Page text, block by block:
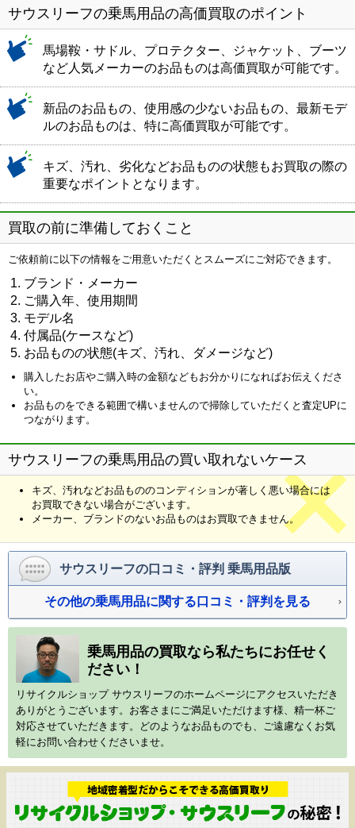
サウスリーフの乗馬用品の高価買取のポイント
馬場鞍・サドル、プロテクター、ジャケット、ブーツ
など人気メーカーのお品ものは高価買取が可能です。
新品のお品もの、使用感の少ないお品もの、最新モデ
ルのお品ものは、特に高価買取が可能です。
キズ、汚れ、劣化などお品ものの状態もお買取の際の
重要なポイントとなります。
買取の前に準備しておくこと
ご依頼前に以下の情報をご用意いただくとスムーズにご対応できます。
ブランド・メーカー
ご購入年、使用期間
モデル名
付属品(ケースなど)
お品ものの状態(キズ、汚れ、ダメージなど)
購入したお店やご購入時の金額などもお分かりになればお伝えくださ
い。
お品ものをできる範囲で構いませんので掃除していただくと査定UPに
つながります。
サウスリーフの乗馬用品の買い取れないケース
キズ、汚れなどお品もののコンディションが著しく悪い場合には
お買取できない場合がございます。
メーカー、ブランドのないお品ものはお買取できません。
サウスリーフの口コミ・評判 乗馬用品版
その他の乗馬用品に関する口コミ・評判を見る
乗馬用品の買取なら私たちにお任せく
ださい！
リサイクルショップ サウスリーフのホームページにアクセスいただき
ありがとうございます。お客さまにご満足いただけます様、精一杯ご
対応させていただきます。どのようなお品ものでも、ご遠慮なくお気
軽にお問い合わせくださいませ。